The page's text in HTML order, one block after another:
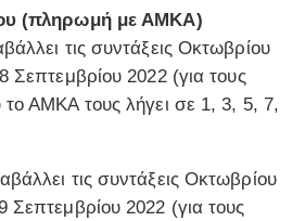
(πληρωμή με ΑΜΚΑ)
τις συντάξεις Οκτωβρίου
Σεπτεμβρίου 2022 (για τους
το ΑΜΚΑ τους λήγει σε 1, 3, 5, 7,
τις συντάξεις Οκτωβρίου
2022 (για τους